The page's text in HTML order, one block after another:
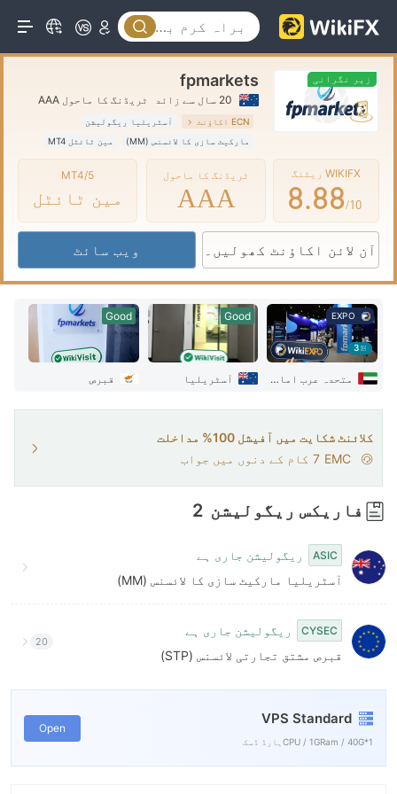
زیر نگرانی fpmarkets
20 سال سے زائد ٹریڈنگ کا ماحول AAA
ECN اکاؤنٹ
آسٹریلیا ریگولیشن
مارکیٹ سازی کا لائسنس (MM)
مین ٹائٹل MT4
عالمی کاروبار
WIKIFX ریٹنگ
3
4
5
6
7
8
9
.
3
4
5
6
7
8
9
3
4
5
6
7
8
9
/10
ٹریڈنگ کا ماحول
AAA
MT4/5
مین ٹائٹل
آن لائن اکاؤنٹ کھولیں۔ ویب سائٹ
3
EXPO
متحدہ عرب امارات
Good
آسٹریلیا
Good
قبرص
کلائنٹ شکایت میں آفیشل 100% مداخلت
EMC
7 کام کے دنوں میں جواب
فاریکس ریگولیشن 2
ASIC
ریگولیشن جاری ہے
آسٹریلیا مارکیٹ سازی کا لائسنس (MM)
CYSEC
ریگولیشن جاری ہے
قبرص مشتق تجارتی لائسنس (STP)
20
VPS Standard
1*CPU / 1GRam / 40Gہارڈ ڈسک
Open